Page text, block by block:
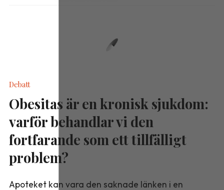
Debatt
Obesitas är en kronisk sjukdom:
varför behandlar vi den
fortfarande som ett tillfälligt
problem?
Apoteket kan vara den saknade länken i en